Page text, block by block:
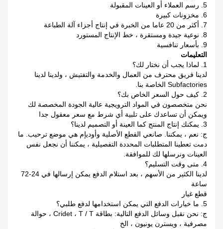
5. رسم العملاء أو العينات المقبولة
6. مخزونات كبيرة
7. أكثر من 20 عاما من الخبرة في إنتاج أجزاء آلة الطباعة
8. نوعية جيدة ومستقرة ، خط الإنتاج المستورد
9. بأسعار تنافسية
التعليمات
1. لماذا يجب أن نختار لك؟
لدينا فريق محترف من العمال والخدمة والتفتيش ، ولدينا لدينا
Subfactories الخاصة بنا.
2. كيف حول السعر الخاص بك؟
نحن متخصصون في المواد الترويجية عالية الجودة المخصصة لك
ويمكن أن تساعدك على تلبية أي شرط مع سعر معقول جدا
3. يمكنك إنتاج المنتج كما العينة أو التصميم لدينا؟
ج: نعم ، يمكننا. صانعي القطع الأصلية وأوديإم هي موضع ترحيب. ما
دمت تعطينا المتطلبات المحددة التفصيلية ، يمكننا أن نجعل نفس
العينات ونرسلها لك للموافقة.
4. متى وقت التسليم؟
لدينا الكثير من الأسهم ، بعد استلام الدفع يمكن إرسالها في 24-72
ساعة
قطع غيار
5. ما خيارات الدفع التي يمكن استخدامها لدفع طلبي؟
ج: نحن نقبل وسائل الدفع التالية: بطاقة Cridet ، T / T ، حوالة
مصرفية ، ويسترن يونيون ، الخ